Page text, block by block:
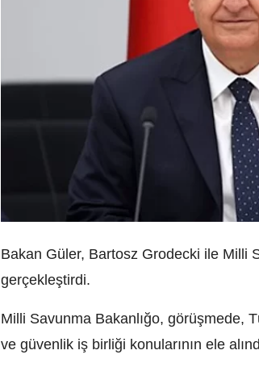
Bakan Güler, Bartosz Grodecki ile Milli
gerçekleştirdi.
Milli Savunma Bakanlığo, görüşmede,
ve güvenlik iş birliği konularının ele